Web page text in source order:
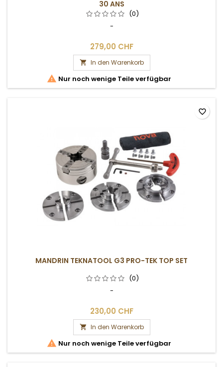
30 ANS
(0)
-
279,00 CHF
 In den Warenkorb
 Nur noch wenige Teile verfügbar
MANDRIN TEKNATOOL G3 PRO-TEK TOP SET
(0)
-
230,00 CHF
 In den Warenkorb
 Nur noch wenige Teile verfügbar
favorite_border